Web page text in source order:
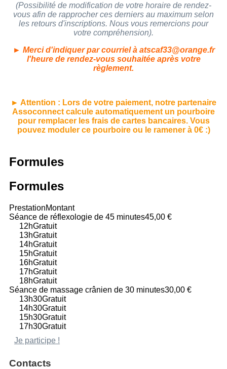
(Possibilité de modification de votre horaire de rendez-
vous afin de rapprocher ces derniers au maximum selon
les retours d'inscriptions. Nous vous remercions pour
votre compréhension).
► Merci d'indiquer par courriel à atscaf33@orange.fr
l'heure de rendez-vous souhaitée après votre
règlement.
► Attention : Lors de votre paiement, notre partenaire
Assoconnect calcule automatiquement un pourboire
pour remplacer les frais de cartes bancaires. Vous
pouvez moduler ce pourboire ou le ramener à 0€ :)
Formules
Formules
PrestationMontant
Séance de réflexologie de 45 minutes45,00 €
12hGratuit
13hGratuit
14hGratuit
15hGratuit
16hGratuit
17hGratuit
18hGratuit
Séance de massage crânien de 30 minutes30,00 €
13h30Gratuit
14h30Gratuit
15h30Gratuit
17h30Gratuit
Je participe !
Contacts